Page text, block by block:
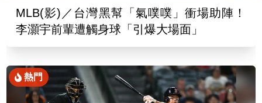
MLB(影)／台灣黑幫「氣噗噗」衝場助陣！
李灝宇前輩遭觸身球「引爆大場面」
熱門